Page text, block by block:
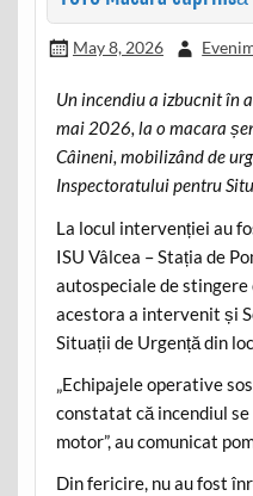
May 8, 2026
Un incendiu a izbucnit în
mai 2026, la o macara
Câineni, mobilizând de
Inspectoratului pentru
La locul intervenției au
ISU Vâlcea – Stația de
autospeciale de stingere
acestora a intervenit și
Situații de Urgență din
„Echipajele operative
constatat că incendiul
motor”, au comunicat
Din fericire, nu au fost